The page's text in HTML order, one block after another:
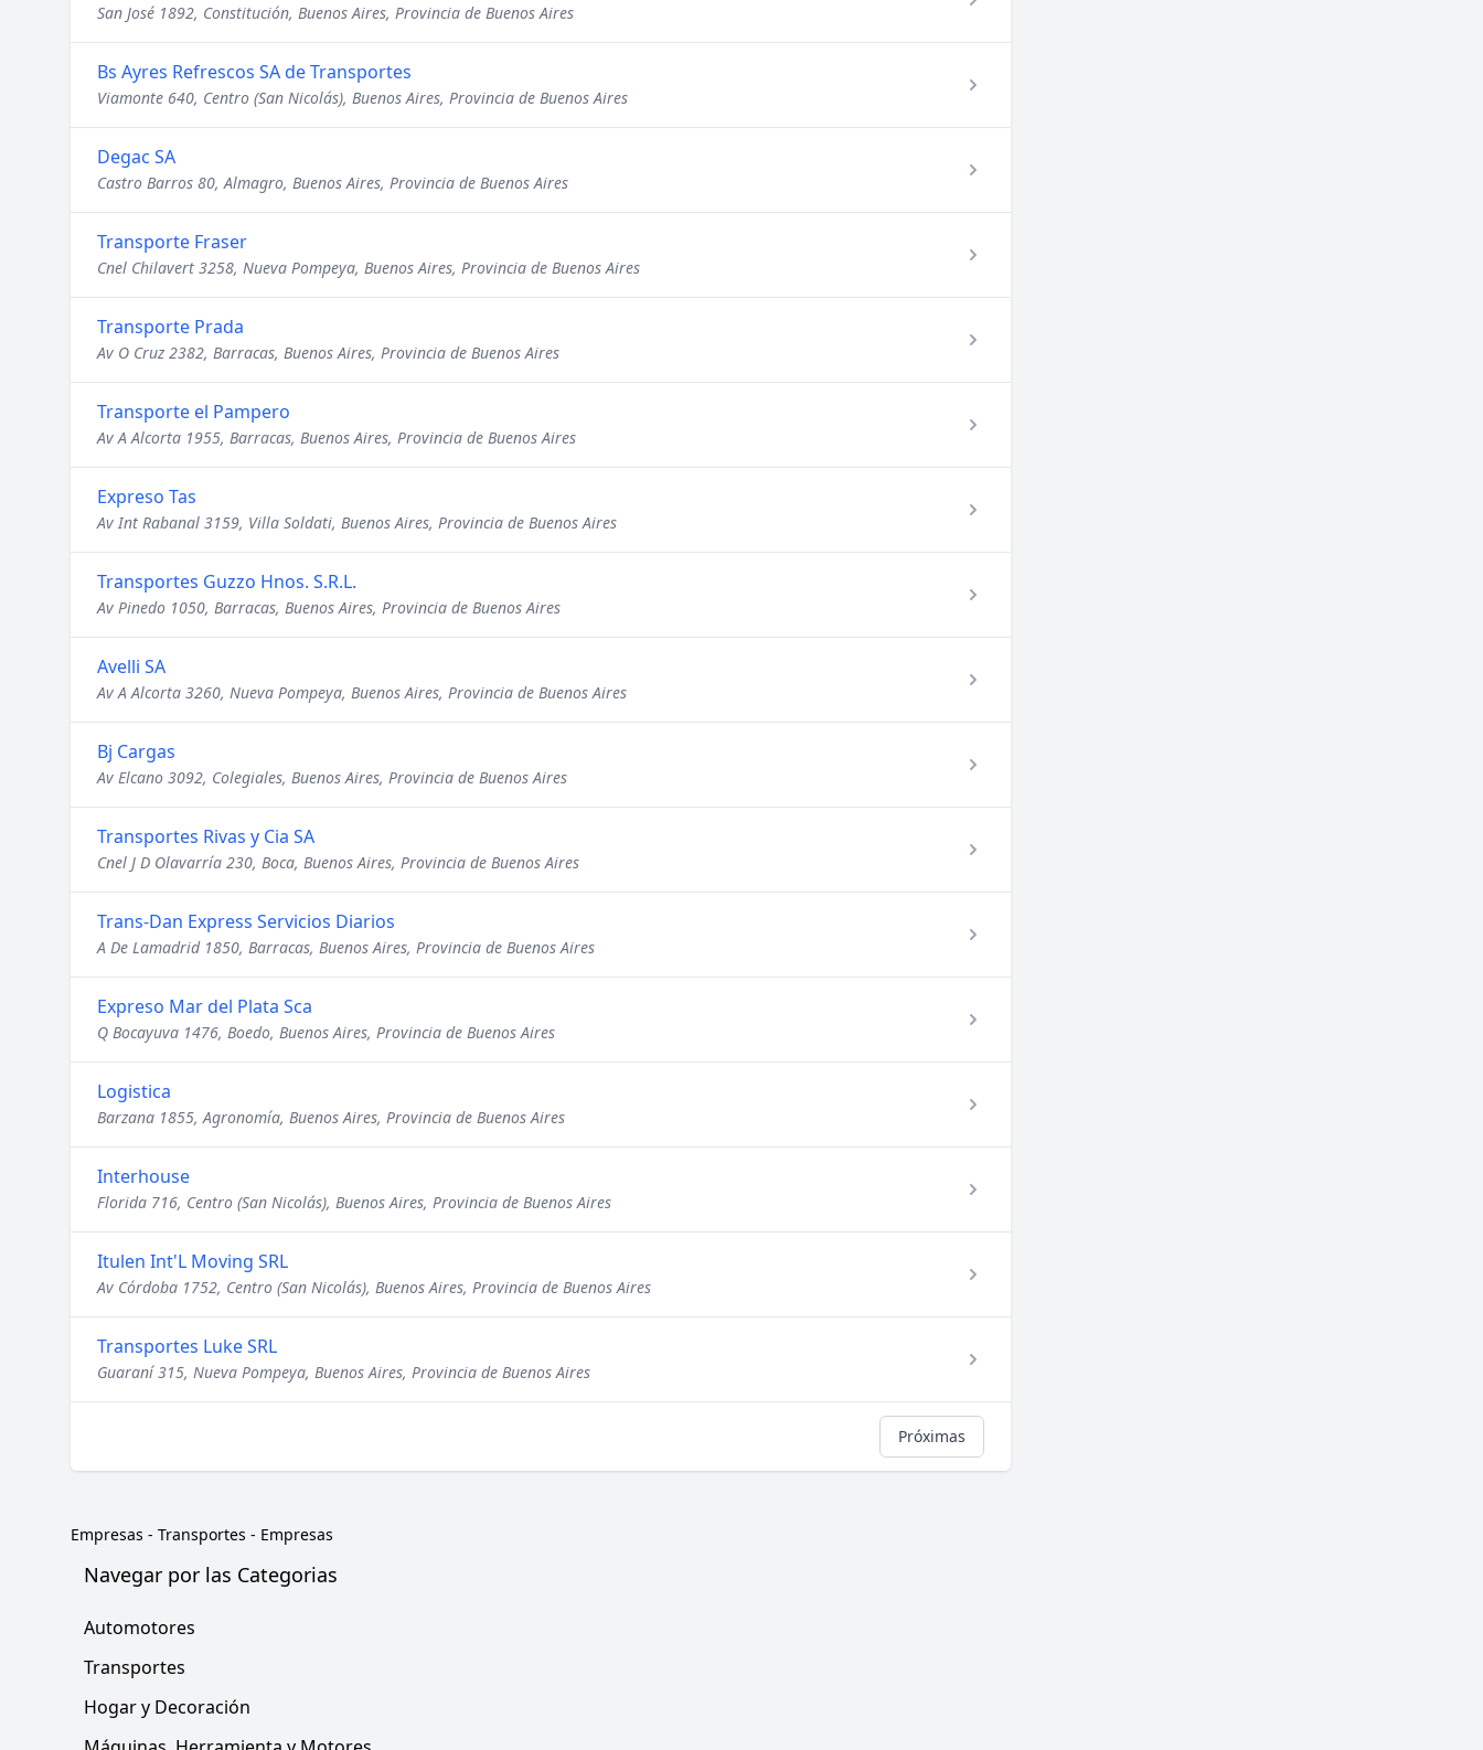
San José 1892, Constitución, Buenos Aires, Provincia de Buenos Aires
Bs Ayres Refrescos SA de Transportes
Viamonte 640, Centro (San Nicolás), Buenos Aires, Provincia de Buenos Aires
Degac SA
Castro Barros 80, Almagro, Buenos Aires, Provincia de Buenos Aires
Transporte Fraser
Cnel Chilavert 3258, Nueva Pompeya, Buenos Aires, Provincia de Buenos Aires
Transporte Prada
Av O Cruz 2382, Barracas, Buenos Aires, Provincia de Buenos Aires
Transporte el Pampero
Av A Alcorta 1955, Barracas, Buenos Aires, Provincia de Buenos Aires
Expreso Tas
Av Int Rabanal 3159, Villa Soldati, Buenos Aires, Provincia de Buenos Aires
Transportes Guzzo Hnos. S.R.L.
Av Pinedo 1050, Barracas, Buenos Aires, Provincia de Buenos Aires
Avelli SA
Av A Alcorta 3260, Nueva Pompeya, Buenos Aires, Provincia de Buenos Aires
Bj Cargas
Av Elcano 3092, Colegiales, Buenos Aires, Provincia de Buenos Aires
Transportes Rivas y Cia SA
Cnel J D Olavarría 230, Boca, Buenos Aires, Provincia de Buenos Aires
Trans-Dan Express Servicios Diarios
A De Lamadrid 1850, Barracas, Buenos Aires, Provincia de Buenos Aires
Expreso Mar del Plata Sca
Q Bocayuva 1476, Boedo, Buenos Aires, Provincia de Buenos Aires
Logistica
Barzana 1855, Agronomía, Buenos Aires, Provincia de Buenos Aires
Interhouse
Florida 716, Centro (San Nicolás), Buenos Aires, Provincia de Buenos Aires
Itulen Int'L Moving SRL
Av Córdoba 1752, Centro (San Nicolás), Buenos Aires, Provincia de Buenos Aires
Transportes Luke SRL
Guaraní 315, Nueva Pompeya, Buenos Aires, Provincia de Buenos Aires
Próximas
Empresas - Transportes - Empresas
Navegar por las Categorias
Automotores
Transportes
Hogar y Decoración